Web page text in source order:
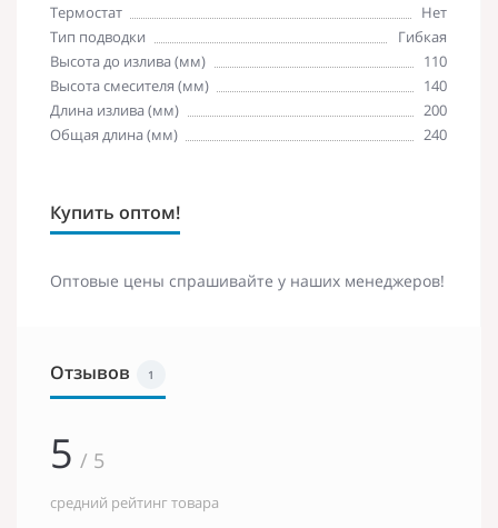
Термостат
Нет
Тип подводки
Гибкая
Высота до излива (мм)
110
Высота смесителя (мм)
140
Длина излива (мм)
200
Общая длина (мм)
240
Купить оптом!
Оптовые цены спрашивайте у наших менеджеров!
Отзывов 1
5 / 5
средний рейтинг товара